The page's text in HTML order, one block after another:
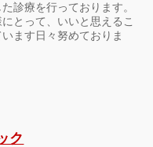
診療を行っております。
とって、いいと思えるこ
ます日々努めておりま
ク